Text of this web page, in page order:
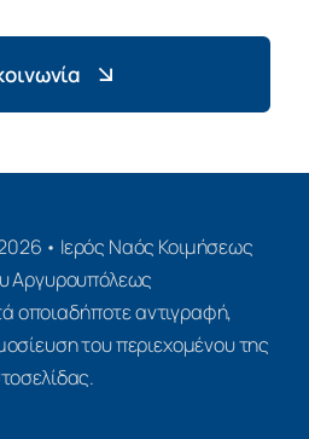
• Ιερός Ναός Κοιμήσεως
Αργυρουπόλεως
οποιαδήποτε αντιγραφή,
του περιεχομένου της